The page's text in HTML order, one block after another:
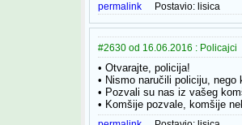
permalink Postavio: lisica
#2630 od 16.06.2016 : Policajci
• Otvarajte, policija!
• Nismo naručili policiju, nego
• Pozvali su nas iz vašeg
• Komšije pozvale, komšije